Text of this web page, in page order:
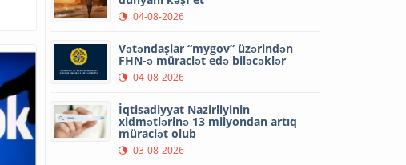
04-08-2026
Vətəndaşlar “mygov” üzərindən
FHN-ə müraciət edə biləcəklər
04-08-2026
İqtisadiyyat Nazirliyinin
xidmətlərinə 13 milyondan artıq
müraciət olub
03-08-2026